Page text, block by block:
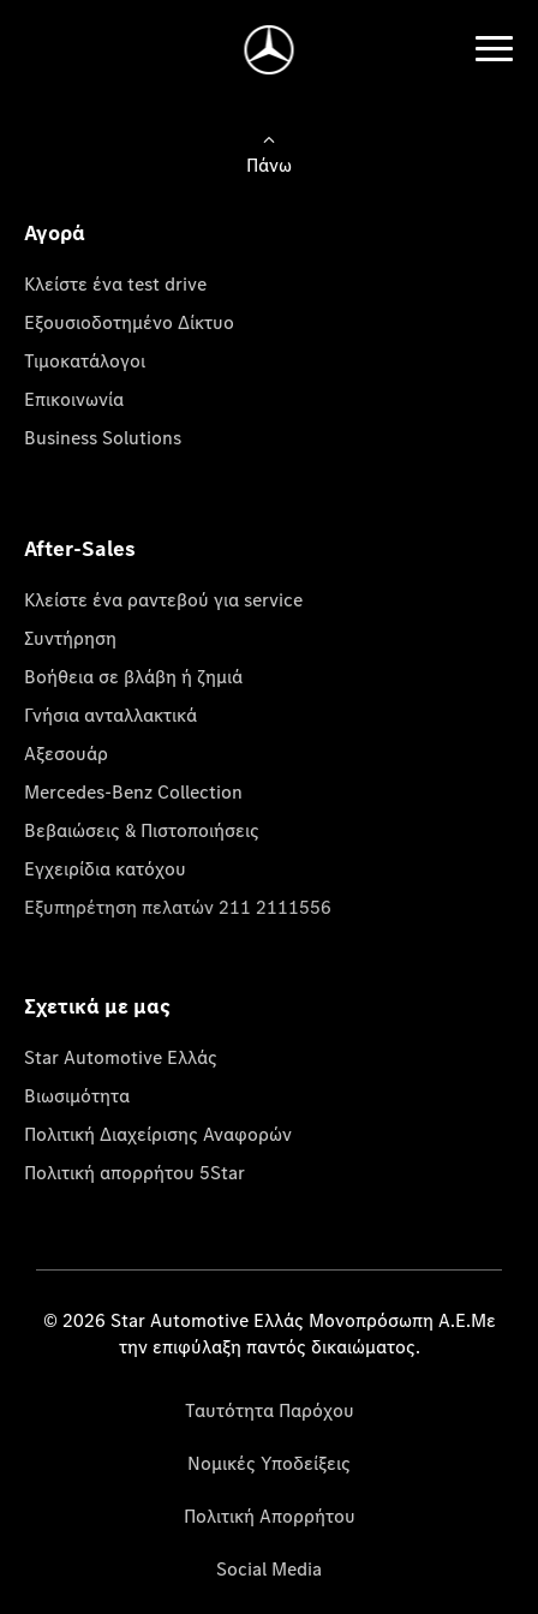
Πάνω
Αγορά
Κλείστε ένα test drive
Εξουσιοδοτημένο Δίκτυο
Τιμοκατάλογοι
Επικοινωνία
Business Solutions
After-Sales
Κλείστε ένα ραντεβού για service
Συντήρηση
Βοήθεια σε βλάβη ή ζημιά
Γνήσια ανταλλακτικά
Αξεσουάρ
Mercedes-Benz Collection
Βεβαιώσεις & Πιστοποιήσεις
Εγχειρίδια κατόχου
Εξυπηρέτηση πελατών 211 2111556
Σχετικά με μας
Star Automotive Ελλάς
Βιωσιμότητα
Πολιτική Διαχείρισης Αναφορών
Πολιτική απορρήτου 5Star
© 2026 Star Automotive Ελλάς Μονοπρόσωπη Α.Ε.Με
την επιφύλαξη παντός δικαιώματος.
Ταυτότητα Παρόχου
Νομικές Υποδείξεις
Πολιτική Απορρήτου
Social Media